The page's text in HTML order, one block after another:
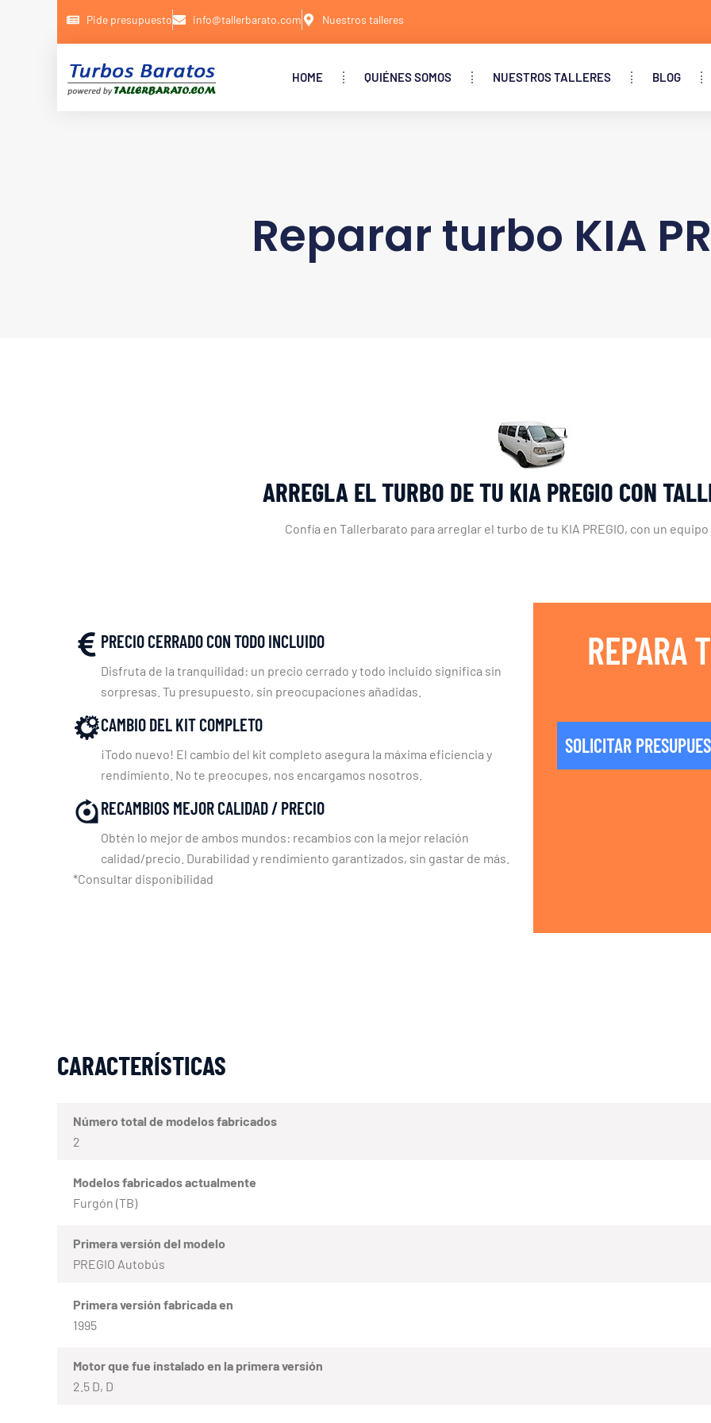
Pide presupuesto info@tallerbarato.com Nuestros talleres
HOME QUIÉNES SOMOS NUESTROS TALLERES BLOG
Reparar turbo KIA
ARREGLA EL TURBO DE TU KIA PREGIO CON
Confía en Tallerbarato para arreglar el turbo de tu KIA PREGIO, con un
PRECIO CERRADO CON TODO INCLUIDO
Disfruta de la tranquilidad: un precio cerrado y todo incluido significa sin
sorpresas. Tu presupuesto, sin preocupaciones añadidas.
CAMBIO DEL KIT COMPLETO
¡Todo nuevo! El cambio del kit completo asegura la máxima eficiencia y
rendimiento. No te preocupes, nos encargamos nosotros.
RECAMBIOS MEJOR CALIDAD / PRECIO
Obtén lo mejor de ambos mundos: recambios con la mejor relación
calidad/precio. Durabilidad y rendimiento garantizados, sin gastar de más.
*Consultar disponibilidad
REPARA
SOLICITAR
CARACTERÍSTICAS
Número total de modelos fabricados
2
Modelos fabricados actualmente
Furgón (TB)
Primera versión del modelo
PREGIO Autobús
Primera versión fabricada en
1995
Motor que fue instalado en la primera versión
2.5 D, D